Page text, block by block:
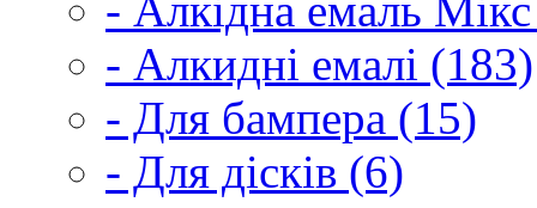
- Алкидні емалі (183)
- Для бампера (15)
- Для дісків (6)